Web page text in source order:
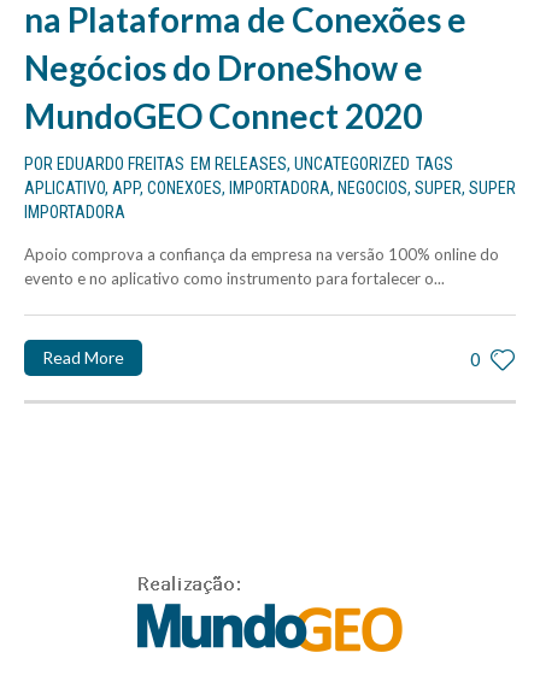
na Plataforma de Conexões e
Negócios do DroneShow e
MundoGEO Connect 2020
POR EDUARDO FREITAS EM RELEASES, UNCATEGORIZED TAGS
APLICATIVO, APP, CONEXOES, IMPORTADORA, NEGOCIOS, SUPER, SUPER
IMPORTADORA
Apoio comprova a confiança da empresa na versão 100% online do
evento e no aplicativo como instrumento para fortalecer o...
0
Read More